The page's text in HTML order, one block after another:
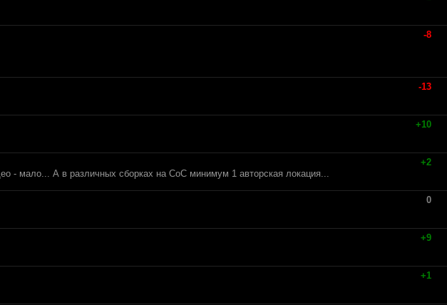
-8
-13
+10
+2
- мало... А в различных сборках на СоС минимум 1 авторская локация...
0
+9
+1